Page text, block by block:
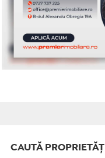
CAUTĂ PROPRIETĂȚI